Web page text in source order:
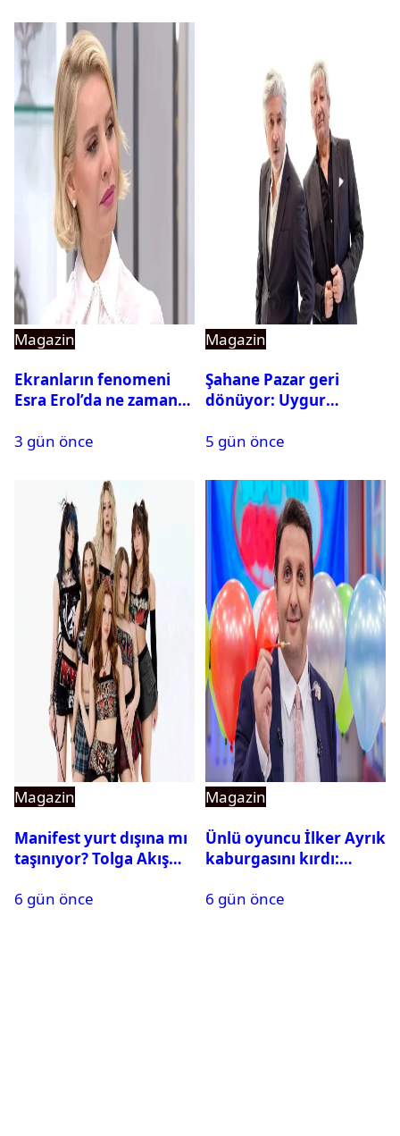
Magazin
Ekranların fenomeni
Esra Erol’da ne zaman
3 gün önce
Magazin
Şahane Pazar geri
dönüyor: Uygur
açıklama geldi
5 gün önce
Magazin
Manifest yurt dışına mı
taşınıyor? Tolga Akış
6 gün önce
Magazin
Ünlü oyuncu İlker Ayrık
kaburgasını kırdı:
6 gün önce